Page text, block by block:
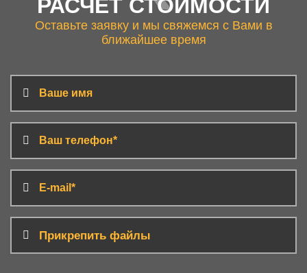
РАСЧЕТ СТОИМОСТИ
Оставьте заявку и мы свяжемся с Вами в
ближайшее время
Прикрепить файлы